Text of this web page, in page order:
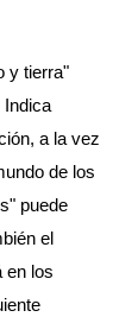
y tierra"
Indica
a la vez
de los
puede
el
en los